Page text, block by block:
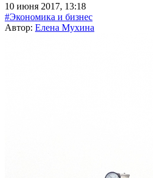
10 июня 2017, 13:18
#Экономика и бизнес
Автор: Елена Мухина